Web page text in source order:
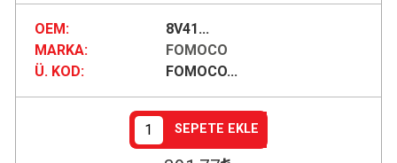
OEM:
8V41...
MARKA:
FOMOCO
Ü. KOD:
FOMOCO...
SEPETE EKLE